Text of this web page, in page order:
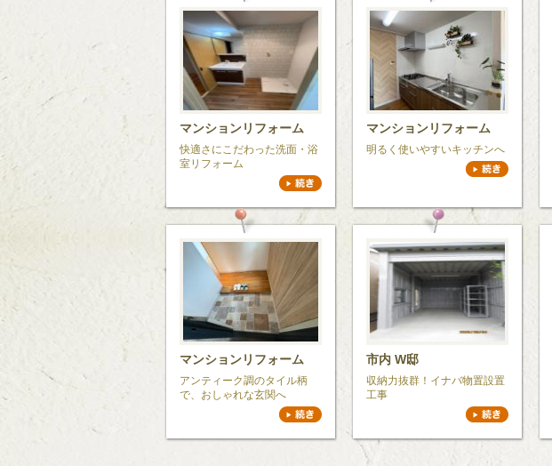
マンションリフォーム
快適さにこだわった洗面・浴
室リフォーム
マンションリフォーム
明るく使いやすいキッチンへ
マンションリフォーム
アンティーク調のタイル柄
で、おしゃれな玄関へ
市内 W邸
収納力抜群！イナバ物置設置
工事